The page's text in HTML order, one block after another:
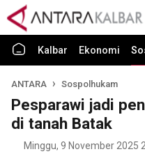
Kalbar Ekonomi
ANTARA Sospolhukam
Pesparawi jadi
di tanah Batak
Minggu, 9 November 2025